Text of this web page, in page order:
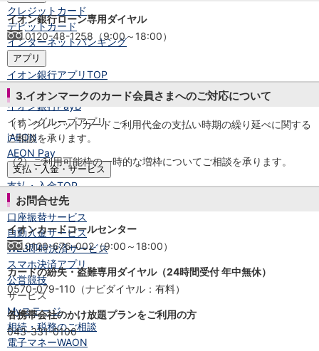
クレジットカード
デビットカード
インターネットバンキング
アプリ
イオン銀行アプリTOP
通帳アプリ
イオン銀行PayB
イオングループアプリ
iAEON
AEON Pay
支払・入金・サービス
支払・入金TOP
AEON Pay
口座振替サービス
自動入金サービス
WEB即時決済サービス
スマホ決済アプリ
公営競技
サービス
Myステージ
相続・税務のご相談
電子マネーWAON
イオン銀行ローン専用ダイヤル
0120-48-1258（9:00～18:00）
3.イオンマークのカード会員さまへのご対応について
（1）クレジットカードご利用代金の支払い時期の繰り延べに関する
ご相談を承ります。
（2）ご利用可能枠の一時的な増枠についてご相談を承ります。
お問合せ先
イオンカードコールセンター
0120-676-002（9:00～18:00）
カードの紛失・盗難専用ダイヤル（24時間受付 年中無休）
0570-079-110（ナビダイヤル：有料）
各携帯会社のかけ放題プランをご利用の方
043-331-0100